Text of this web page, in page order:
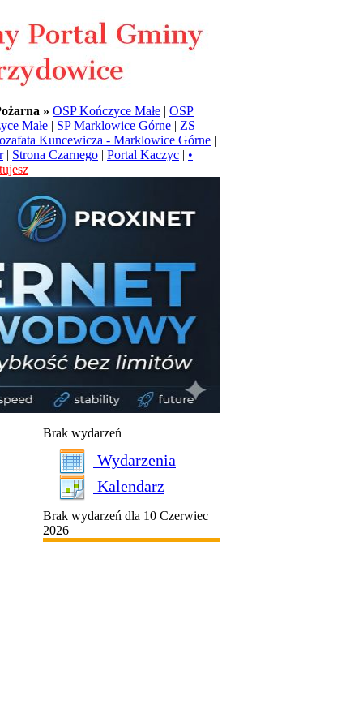
» OSP Kończyce Małe | OSP
Małe | SP Marklowice Górne | ZS
Kuncewicza - Marklowice Górne |
| Strona Czarnego | Portal Kaczyc | •
Brak wydarzeń
Wydarzenia
Kalendarz
Brak wydarzeń dla 10 Czerwiec
2026